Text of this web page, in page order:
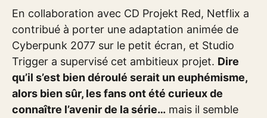
En collaboration avec CD Projekt Red, Netflix a
contribué à porter une adaptation animée de
Cyberpunk 2077 sur le petit écran, et Studio
Trigger a supervisé cet ambitieux projet. Dire
qu’il s’est bien déroulé serait un euphémisme,
alors bien sûr, les fans ont été curieux de
connaître l’avenir de la série… mais il semble